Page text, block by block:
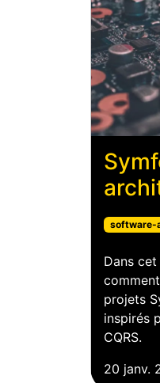
software-
Dans
projets
inspirés
CQRS.
20 janv.